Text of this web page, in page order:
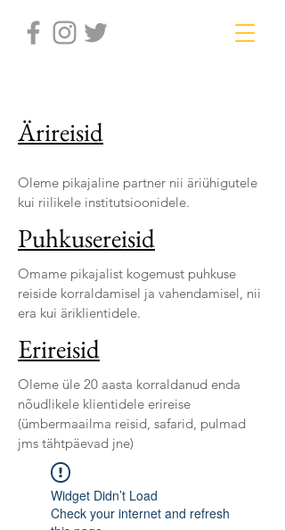
Ärireisid
Oleme pikajaline partner nii äriühigutele
kui riilikele institutsioonidele.
Widget Didn’t Load
Check your internet and refresh
Omame pikajalist kogemust puhkuse
reiside korraldamisel ja vahendamisel, nii
era kui äriklientidele.
Puhkusereisid
Oleme üle 20 aasta korraldanud enda
nõudlikele klientidele erireise
(ümbermaailma reisid, safarid, pulmad
jms tähtpäevad jne)
Erireisid